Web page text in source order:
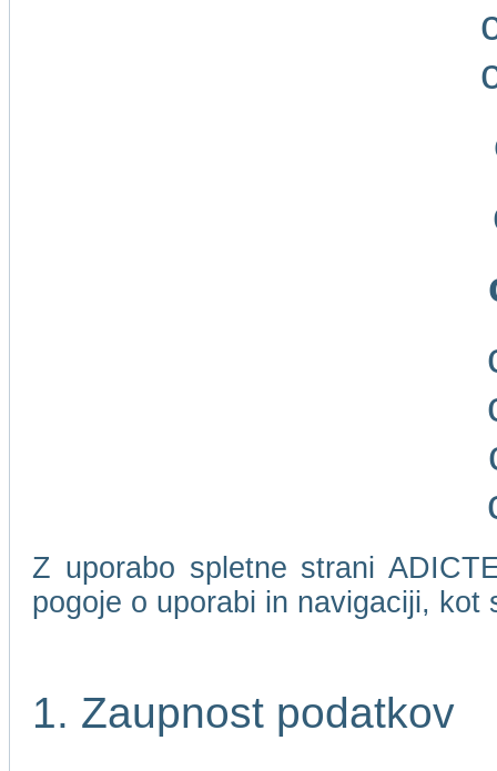
Z uporabo spletne strani
pogoje o uporabi in navigaciji, kot
1. Zaupnost podatkov